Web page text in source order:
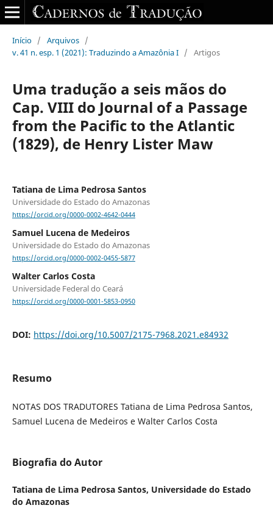
Início / Arquivos /
v. 41 n. esp. 1 (2021): Traduzindo a Amazônia I / Artigos
Uma tradução a seis mãos do
Cap. VIII do Journal of a Passage
from the Pacific to the Atlantic
(1829), de Henry Lister Maw
Tatiana de Lima Pedrosa Santos
Universidade do Estado do Amazonas
https://orcid.org/0000-0002-4642-0444
Samuel Lucena de Medeiros
Universidade do Estado do Amazonas
https://orcid.org/0000-0002-0455-5877
Walter Carlos Costa
Universidade Federal do Ceará
https://orcid.org/0000-0001-5853-0950
DOI: https://doi.org/10.5007/2175-7968.2021.e84932
Resumo
NOTAS DOS TRADUTORES Tatiana de Lima Pedrosa Santos,
Samuel Lucena de Medeiros e Walter Carlos Costa
Biografia do Autor
Tatiana de Lima Pedrosa Santos, Universidade do Estado
do Amazonas